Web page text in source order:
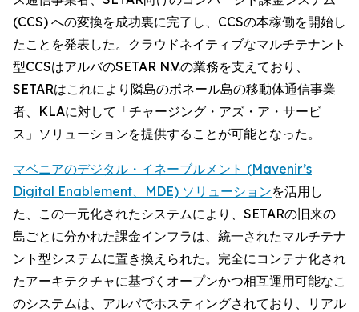
(CCS) への変換を成功裏に完了し、CCSの本稼働を開始し
たことを発表した。クラウドネイティブなマルチテナント
型CCSはアルバのSETAR N.V.の業務を支えており、
SETARはこれにより隣島のボネール島の移動体通信事業
者、KLAに対して「チャージング・アズ・ア・サービ
ス」ソリューションを提供することが可能となった。
マベニアのデジタル・イネーブルメント (Mavenir’s
Digital Enablement、MDE) ソリューションを活用し
た、この一元化されたシステムにより、SETARの旧来の
島ごとに分かれた課金インフラは、統一されたマルチテナ
ント型システムに置き換えられた。完全にコンテナ化され
たアーキテクチャに基づくオープンかつ相互運用可能なこ
のシステムは、アルバでホスティングされており、リアル